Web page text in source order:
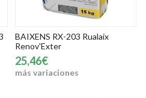
BAIXENS RX-203 Rualaix
Renov'Exter
25,46€
más variaciones